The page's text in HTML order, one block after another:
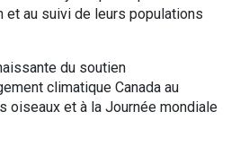
et au suivi de leurs populations
du soutien
climatique Canada au
oiseaux et à la Journée mondiale